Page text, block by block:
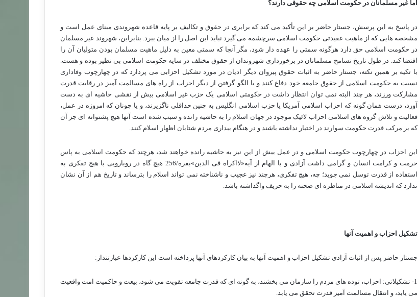
اما غیر مسلمانان در حکومت اسلامی چه حقوقی دارند؟
در پاسخ به این پرسش، جستار حاضر بر این تأکید می کند که برابری در حقوق و تکالیف بر پایه قاعده شهروندی مبنای عمل است و
مشخصه هایی که از ماهیت عقیدتی حکومت اسلامی سرچشمه می گیرد نباید این اصل را از میان ببرد. بنابراین، شهروند غیر مسلمان
در حکومت اسلامی حق دارد هرگونه سمتی را عهده دار شود، مگر آنجا که سمتی معین به دلیل ماهیت مسلمان بودن متولیان آن را
اقتضا کند. در طول تاریخ تسامح مسلمانان در برخورداری شهروندان از حقوق مختلف در سایه حکومت اسلامی بی نظیر بوده و هست.
با تکیه بر همین نکته، جستار حاضر به اثبات حقوق پیروان دیگر ادیان در مورد تشکیل احزابی می پردازد که در چهارچوب وفاداری
نسبت به حکومت اسلامی از حقوق جامعه خود دفاع کنند و یا الگو گرفتن از دیگر احزاب از راه های مسالمت آمیز در رقابت قدرت
مشارکت ورزند، هر چند البته نمی توان انتظار داشت در حکومتی اسلامی یک حزب غیر اسلامی بیش از نقشی حاشیه ای به دست
آورد، درست همان گونه که احزاب اسلامی آمریکا یا حزب اسلامی انگلیس به چنین حداقلی ناگزیرند، و یا چونان که امروزه در عمل،
فعالیت و تلاش گروه های اسلامی احزاب لائیک موجود در جهان اسلام را به حاشیه رانده و سبب شده است آنها هیچ پشتوانه ای جز آن
که بر مرکب قدرت حکومت سوارند در اختیار نداشته باشند و در هنگام بیداری مردم شتابان اظهار اسلام کنند.
این احزاب در چهارچوب حکومت اسلامی و در عمل بیش از این نیز به حاشیه رانده خواهند شد، هرچند که حکومت اسلامی به پاس
حرمت و کرامت انسان و گرامی داشت آزادی و با الهام از آیه«لااکراه فی الدین»بقره/256 هیچ گاه در رویارویی با هیچ تفکری به
استفاده از قدرت توسل نمی جوید؛ چه، هیچ تفکری، هرچند نیز عجیب و ناشناخته نمی تواند اسلام را بترساند و تاریخ هم از آن نشان
ندارد که اندیشه اسلامی در مناظره ای صحنه را به حریف واگذاشته باشد.
تشکیل احزاب و اهمیت آنها
جستار حاضر پس از اثبات آزادی تشکیل احزاب و اهمیت آنها به بیان کارکردهای آنها پرداخته است این کارکردها عبارتنداز:
1- تشکیلاتی: احزاب، توده های مردم را سازمان می بخشند، به گونه ای که قدرت جامعه تقویت می شود، بیعت و حاکمیت امت واقعیت
می یابد، و انتقال مسالمت آمیز قدرت تحقق می یابد.